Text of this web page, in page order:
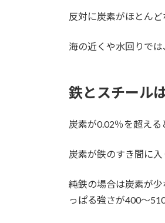
反対に炭素がほとん
海の近くや水回りでは
鉄とスチール
炭素が0.02％を超える
炭素が鉄のすき間に入
純鉄の場合は炭素が
っぱる強さが400～